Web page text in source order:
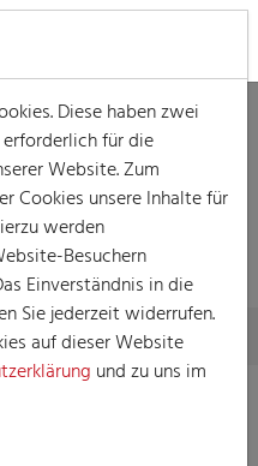
Veranstaltung
Diese haben zwei
für die
Website. Zum
Cookies unsere Inhalte für
werden
Besuchern
Einverständnis in die
Sie jederzeit widerrufen.
auf dieser Website
und zu uns im